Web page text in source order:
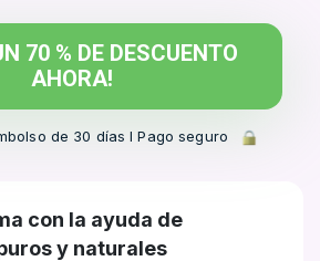
70 % DE DESCUENTO
AHORA!
de 30 días l Pago seguro
con la ayuda de
y naturales